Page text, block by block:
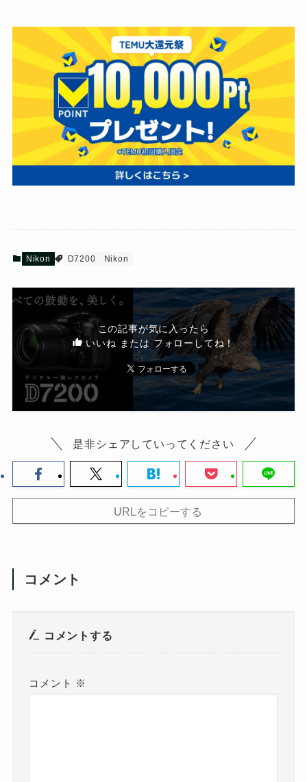
Nikon D7200 Nikon
この記事が気に入ったら
いいね または フォローしてね！
是非シェアしていってください
URLをコピーする
コメント
コメントする
コメント ※